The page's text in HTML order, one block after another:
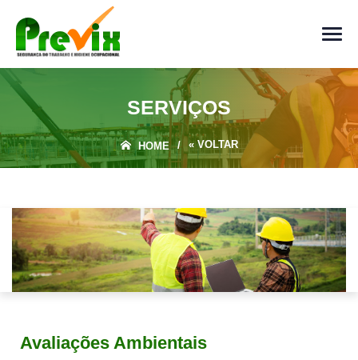
SERVIÇOS
HOME / « VOLTAR
Avaliações Ambientais